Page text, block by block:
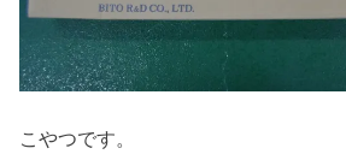
こやつです。